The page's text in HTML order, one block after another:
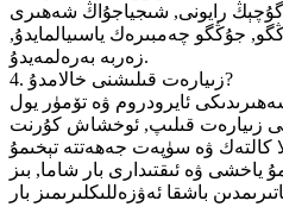
گۇچېڭ رايونى, شىجياجۇاڭ شەھىرى
جۇڭگو چەمبىرەك ياسىيالمايدۇ,
زەربە بەرەلمەيدۇ.
4. زىيارەت قىلىشنى خالامدۇ?
ئايرودروم ۋە تۆمۈر يول
زىيارەت قىلىپ, ئوخشاش كۇرنت
ۋە سۈپەت جەھەتتە تېخىمۇ
ياخشى ۋە ئىقتىدارى بار شاما, بىز